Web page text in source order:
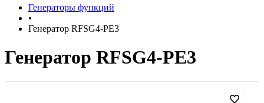
Генераторы функций
•
Генератор RFSG4-PE3
Генератор RFSG4-PE3